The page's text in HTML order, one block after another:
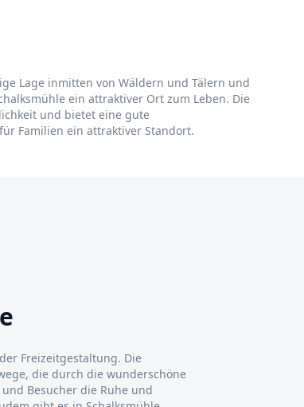
Lage inmitten von Wäldern und Tälern und
ein attraktiver Ort zum Leben. Die
und bietet eine gute
Familien ein attraktiver Standort.
Freizeitgestaltung. Die
die durch die wunderschöne
Besucher die Ruhe und